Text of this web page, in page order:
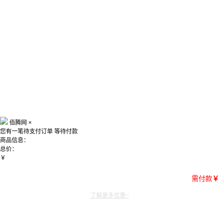
佰腾网 ×
您有一笔待支付订单 等待付款
商品信息：
总价：
￥
需付款￥
了解更多优惠~